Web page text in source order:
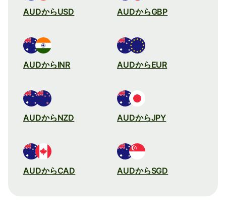
AUDからUSD AUDからGBP
AUDからINR AUDからEUR
AUDからNZD AUDからJPY
AUDからCAD AUDからSGD